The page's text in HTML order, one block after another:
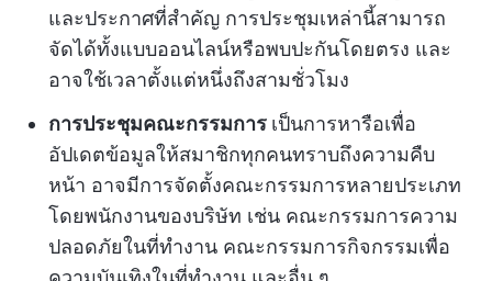
และประกาศที่สำคัญ การประชุมเหล่านี้สามารถ
จัดได้ทั้งแบบออนไลน์หรือพบปะกันโดยตรง และ
อาจใช้เวลาตั้งแต่หนึ่งถึงสามชั่วโมง
การประชุมคณะกรรมการ เป็นการหารือเพื่อ
อัปเดตข้อมูลให้สมาชิกทุกคนทราบถึงความคืบ
หน้า อาจมีการจัดตั้งคณะกรรมการหลายประเภท
โดยพนักงานของบริษัท เช่น คณะกรรมการความ
ปลอดภัยในที่ทำงาน คณะกรรมการกิจกรรมเพื่อ